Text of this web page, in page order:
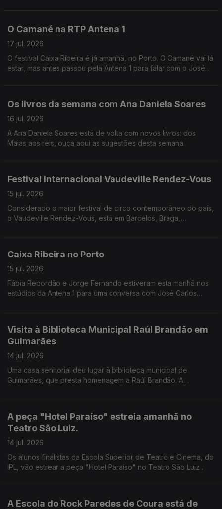
O Camané na RTP Antena 1
17 jul. 2026
O festival Caixa Ribeira é já amanhã, no Porto. O Camané vai lá
estar, mas antes passou pela Antena 1 para falar com o José
Os livros da semana com Ana Daniela Soares
16 jul. 2026
A Ana Daniela Soares está de volta com novos livros: dos
Maias aos reis, ouça aqui as sugestões desta semana.
Festival Internacional Vaudeville Rendez-Vous
15 jul. 2026
Considerado o maior festival de circo contemporâneo do país,
o Vaudeville Rendez-Vous, está em Barcelos, Braga,
Caixa Ribeira no Porto
15 jul. 2026
Fábia Rebordão e Jorge Fernando estiveram esta manhã nos
estúdios da Antena 1 para uma conversa com José Carlos
Visita à Biblioteca Municipal Raúl Brandão em
Guimarães
14 jul. 2026
Uma casa senhorial deu lugar à biblioteca municipal de
Guimarães, que presta homenagem a Raúl Brandão. A
A peça "Hotel Paraíso" estreia amanhã no
Teatro São Luiz.
14 jul. 2026
Os alunos finalistas da Escola Superior de Teatro e Cinema, do
IPL, vão estrear a peça "Hotel Paraíso" no Teatro São Luiz .
A Escola do Rock Paredes de Coura está de